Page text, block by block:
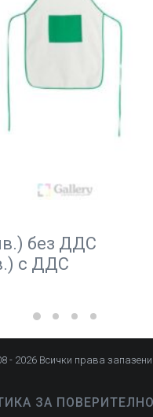
без ДДС
с ДДС
- 2026 Всички права запазени.
ЗА